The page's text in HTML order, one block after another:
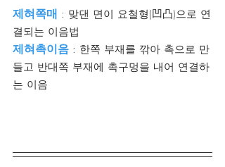
제혀쪽매 : 맞댄 면이 요철형(凹凸)으로 연
결되는 이음법
제혀촉이음 : 한쪽 부재를 깎아 촉으로 만
들고 반대쪽 부재에 촉구멍을 내어 연결하
는 이음